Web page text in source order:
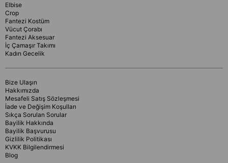
Elbise
Crop
Fantezi Kostüm
Vücut Çorabı
Fantezi Aksesuar
İç Çamaşır Takımı
Kadın Gecelik
Bize Ulaşın
Hakkımızda
Mesafeli Satış Sözleşmesi
İade ve Değişim Koşulları
Sıkça Sorulan Sorular
Bayilik Hakkında
Bayilik Başvurusu
Gizlilik Politikası
KVKK Bilgilendirmesi
Blog